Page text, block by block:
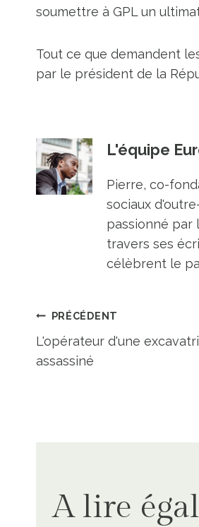
soumettre à GPL un
Tout ce que demandent
par le président de la
L'équipe
Pierre, co-
sociaux
passionné par
travers ses
célèbrent le
Navigation
de
PRÉCÉDENT
L'opérateur d'une
assassiné
A lire